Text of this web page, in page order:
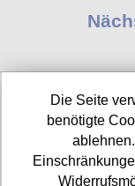
Die Seite
benötigte